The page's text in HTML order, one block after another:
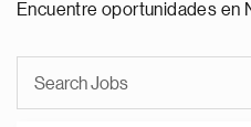
Encuentre oportunidades en